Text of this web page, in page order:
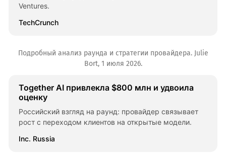
Ventures.
TechCrunch
Подробный анализ раунда и стратегии провайдера. Julie
Bort, 1 июля 2026.
Together AI привлекла $800 млн и удвоила
оценку
Российский взгляд на раунд: провайдер связывает
рост с переходом клиентов на открытые модели.
Inc. Russia